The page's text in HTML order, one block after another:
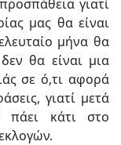
γιατί
μας θα είναι
μήνα θα
θα είναι μια
σε ό,τι αφορά
γιατί μετά
πάει κάτι στο